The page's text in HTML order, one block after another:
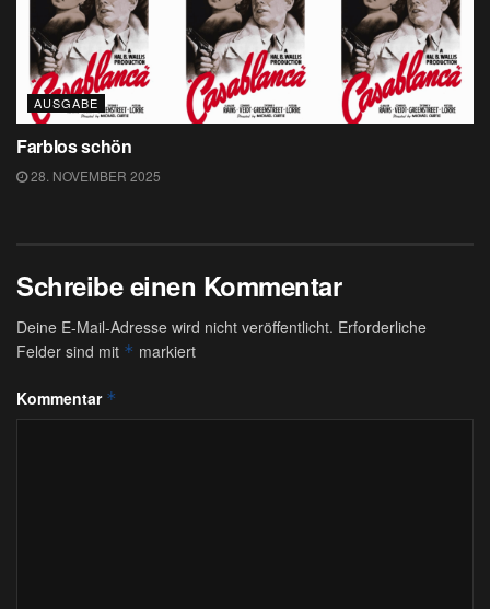
AUSGABE
Farblos schön
28. NOVEMBER 2025
Schreibe einen Kommentar
Deine E-Mail-Adresse wird nicht veröffentlicht. Erforderliche
Felder sind mit * markiert
Kommentar *